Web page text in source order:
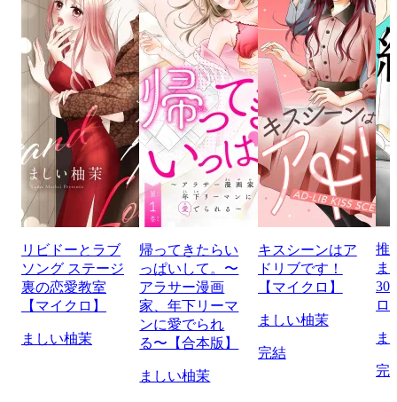
リビドーとラブ
ソング ステージ
裏の恋愛教室
【マイクロ】
ましい柚茉
帰ってきたらい
っぱいして。〜
アラサー漫画
家、年下リーマ
ンに愛でられ
る〜【合本版】
ましい柚茉
キスシーンはア
ドリブです！
【マイクロ】
ましい柚茉
完結
推
ま
ロ
ま
完